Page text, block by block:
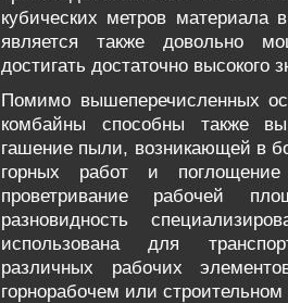
кубических метров материала
является также довольно
достигать достаточно высокого
Помимо вышеперечисленных
комбайны способны также
гашение пыли, возникающей в
горных работ и
проветривание рабочей
разновидность
использована для
различных рабочих
горнорабочем или строительном